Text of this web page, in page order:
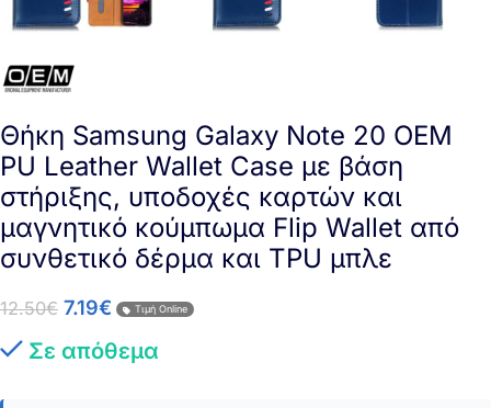
Θήκη Samsung Galaxy Note 20 OEM
PU Leather Wallet Case με βάση
στήριξης, υποδοχές καρτών και
μαγνητικό κούμπωμα Flip Wallet από
συνθετικό δέρμα και TPU μπλε
12.50€ 7.19€ Τιμή Online
Σε απόθεμα